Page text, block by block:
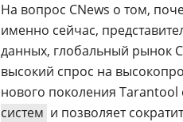
На вопрос CNews о том,
именно сейчас,
данных, глобальный рынок
высокий спрос на
нового поколения Tarantool
систем и позволяет